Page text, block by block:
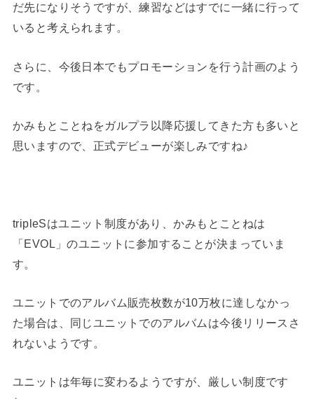
だ先になりそうですが、練習などはすでに一緒に行って
いると考えられます。
さらに、今後日本でもプロモーションを行う計画のよう
です。
かみもとことねをガルプラ以降応援してきた方も多いと
思いますので、正式デビューが楽しみですね♪
tripleSはユニット制度があり、かみもとことねは
「EVOL」のユニットに参加することが決まっていま
す。
ユニットでのアルバム販売枚数が10万枚に達しなかっ
た場合は、同じユニットでのアルバムは今後リリースさ
れないようです。
ユニットは年毎に変わるようですが、厳しい制度です